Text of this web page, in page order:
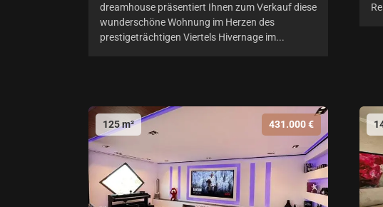
dreamhouse präsentiert Ihnen zum Verkauf diese
wunderschöne Wohnung im Herzen des
prestigeträchtigen Viertels Hivernage im...
125 m² 431.000 €